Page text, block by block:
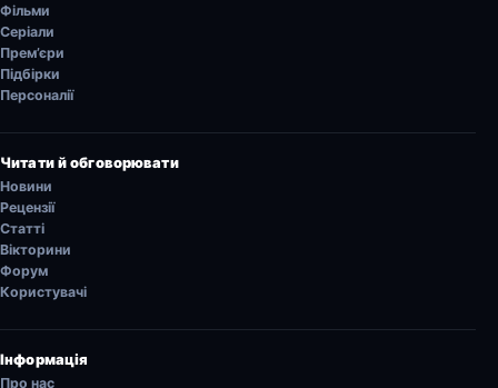
Фільми
Серіали
Прем’єри
Підбірки
Персоналії
Читати й обговорювати
Новини
Рецензії
Статті
Вікторини
Форум
Користувачі
Інформація
Про нас